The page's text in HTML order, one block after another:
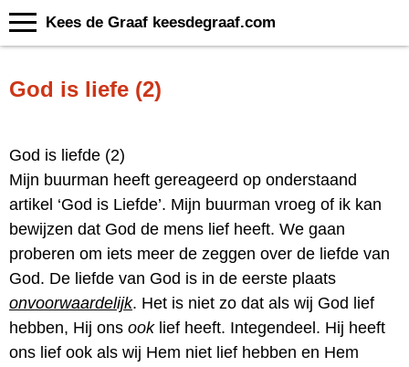
Kees de Graaf keesdegraaf.com
God is liefe (2)
God is liefde (2)
Mijn buurman heeft gereageerd op onderstaand
artikel ‘God is Liefde’. Mijn buurman vroeg of ik kan
bewijzen dat God de mens lief heeft. We gaan
proberen om iets meer de zeggen over de liefde van
God. De liefde van God is in de eerste plaats
onvoorwaardelijk. Het is niet zo dat als wij God lief
hebben, Hij ons ooklief heeft. Integendeel. Hij heeft
ons lief ook als wij Hem niet lief hebben en Hem